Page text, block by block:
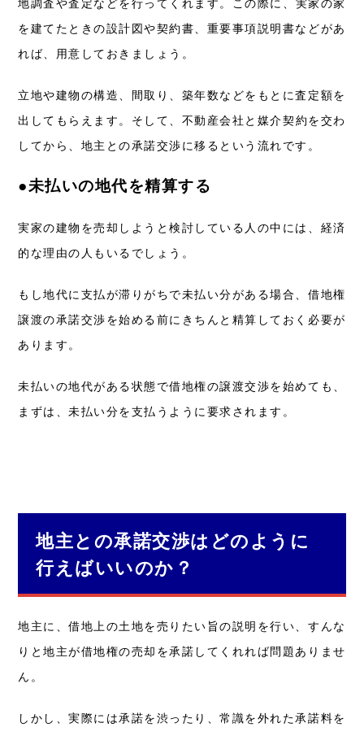
地調査や査定などを行ってくれます。
この際に、実家の家
を建てたときの設計図や契約書、重要事項説明書などがあ
れば、用意しておきましょう。
立地や建物の構造、間取り、築年数などをもとに査定額を
出してもらえます。 そして、不動産会社と媒介契約を交わ
してから、地主との承諾交渉に移るという流れです。
●未払いの地代を精算する
実家の建物を売却しようと検討している人の中には、経済
的な理由の人もいるでしょう。
もし地代に支払が滞りがちで未払い分がある場合、借地権
譲渡の承諾交渉を始める前にきちんと精算しておく必要が
あります。
未払いの地代がある状態で借地権の譲渡交渉を始めても、
まずは、未払い分を支払うように要求されます。
地主との承諾交渉はどのように
行えばいいのか？
地主に、借地上の土地を売りたい旨の説明を行い、すんな
りと地主が借地権の売却を承諾してくれれば問題ありませ
ん。
しかし、実際には承諾を渋ったり、常識を外れた承諾料を